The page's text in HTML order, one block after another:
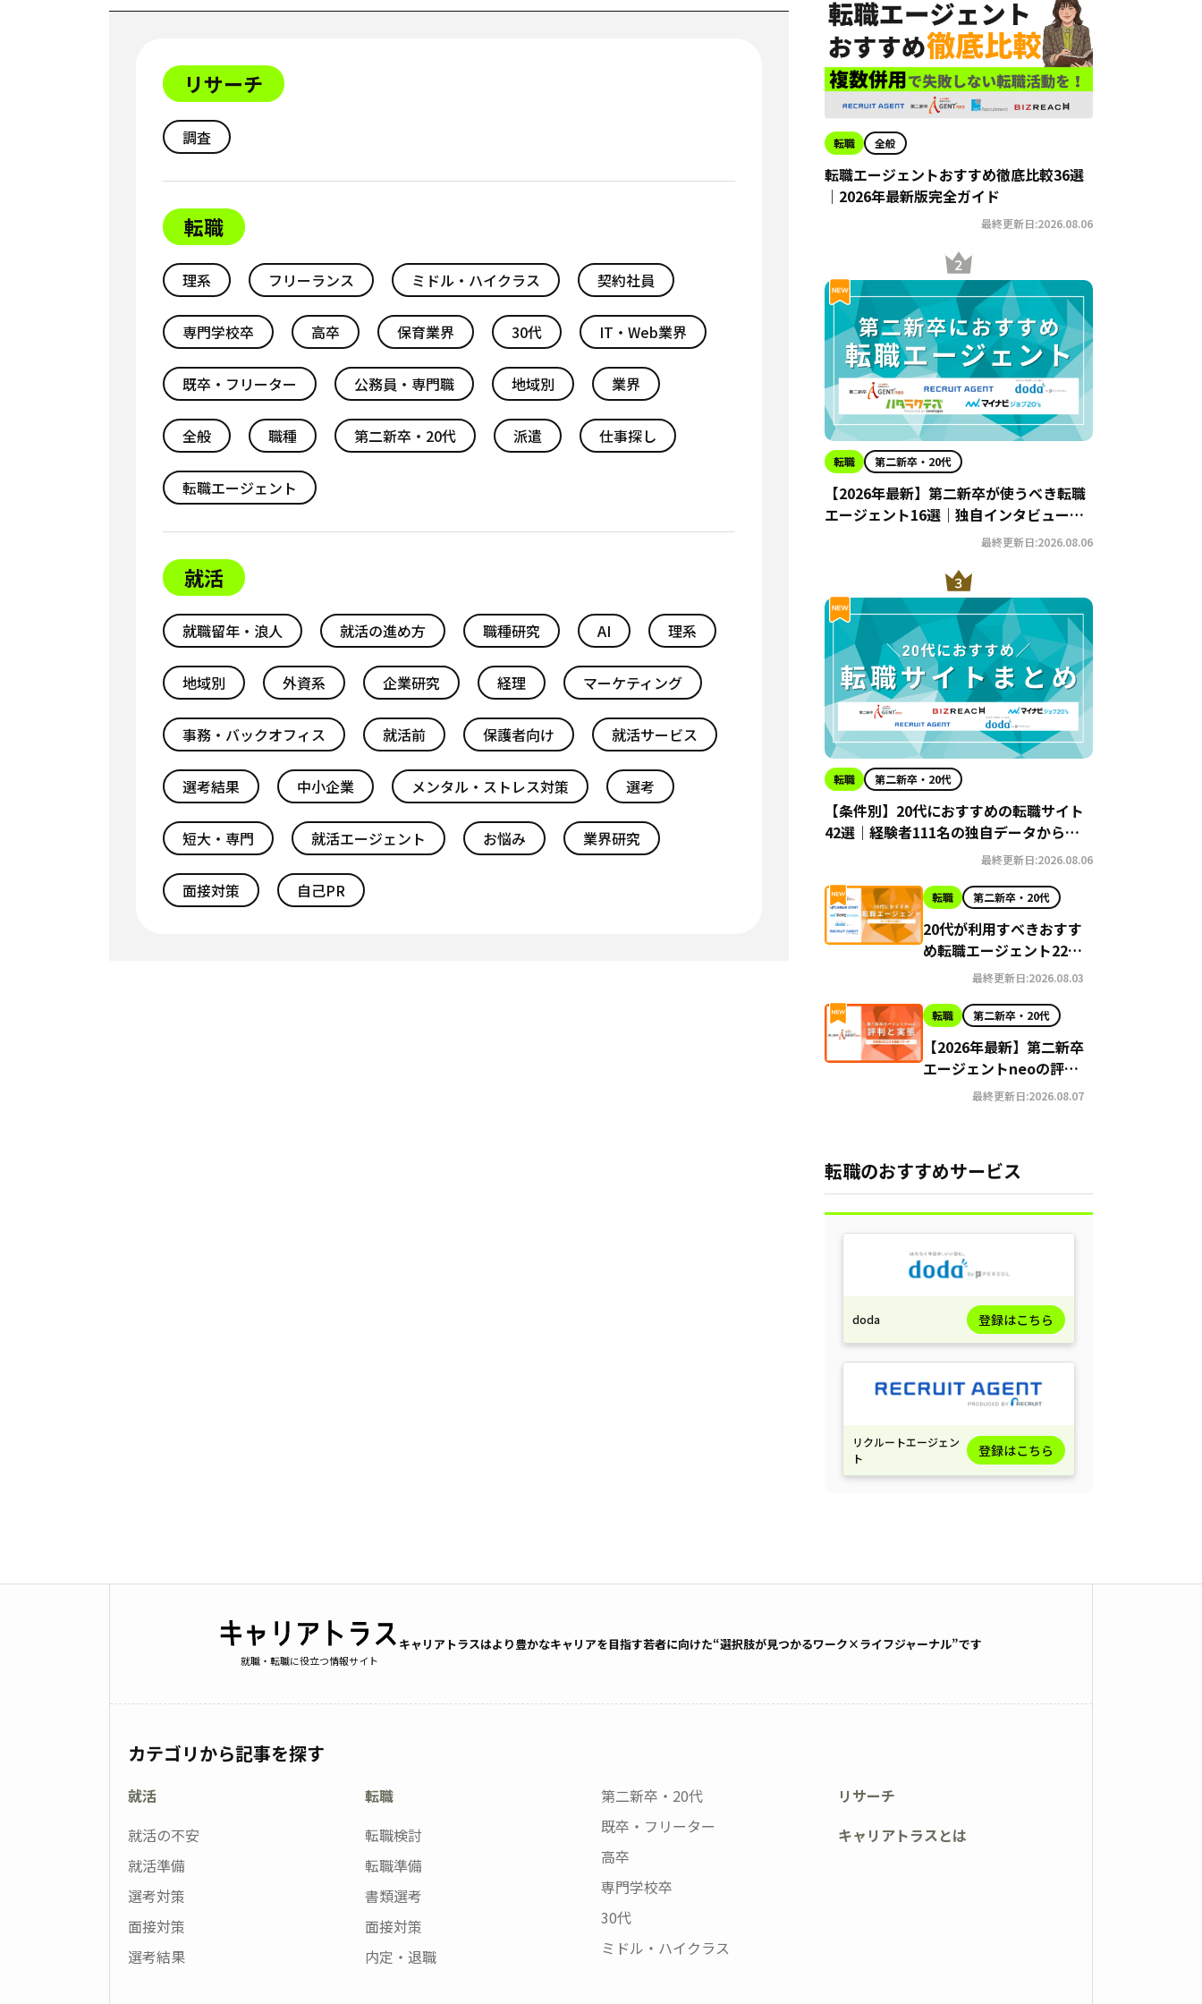
リサーチ
調査
転職
理系 フリーランス ミドル・ハイクラス 契約社員
専門学校卒 高卒 保育業界 30代 IT・Web業界
既卒・フリーター 公務員・専門職 地域別 業界
全般 職種 第二新卒・20代 派遣 仕事探し
転職エージェント
就活
就職留年・浪人 就活の進め方 職種研究 AI 理系
地域別 外資系 企業研究 経理 マーケティング
事務・バックオフィス 就活前 保護者向け 就活サービス
選考結果 中小企業 メンタル・ストレス対策 選考
短大・専門 就活エージェント お悩み 業界研究
面接対策 自己PR
転職 全般
転職エージェントおすすめ徹底比較36選
｜2026年最新版完全ガイド
最終更新日:2026.08.06
転職 第二新卒・20代
【2026年最新】第二新卒が使うべき転職
エージェント16選｜独自インタビューか
らわかるおすすめ理由・サービスの特徴
最終更新日:2026.08.06
転職 第二新卒・20代
【条件別】20代におすすめの転職サイト
42選｜経験者111名の独自データから導
最終更新日:2026.08.06
転職 第二新卒・20代
20代が利用すべきおすす
め転職エージェント22選
【2026年最新】
最終更新日:2026.08.03
転職 第二新卒・20代
【2026年最新】第二新卒
エージェントneoの評判
はやばい？Google口コ
最終更新日:2026.08.07
転職のおすすめサービス
doda 登録はこちら
リクルートエージェン
ト
登録はこちら
就職・転職に役立つ情報サイト
キャリアトラスはより豊かなキャリアを目指す若者に向けた“選択肢が見つかるワーク×ライフジャーナル”です
カテゴリから記事を探す
就活
就活の不安
就活準備
選考対策
面接対策
選考結果
転職
転職検討
転職準備
書類選考
面接対策
内定・退職
第二新卒・20代
既卒・フリーター
高卒
専門学校卒
30代
ミドル・ハイクラス
リサーチ
キャリアトラスとは